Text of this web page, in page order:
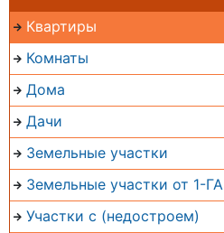
Квартиры
Комнаты
Дома
Дачи
Земельные участки
Земельные участки от 1-ГА
Участки с (недостроем)